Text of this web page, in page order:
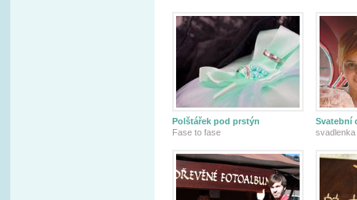
Polštářek pod prstýn
Fase to fase
Svatební
svadlenka